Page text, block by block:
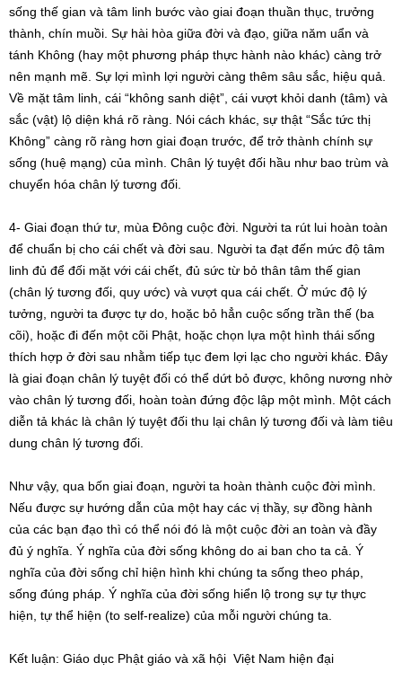
sống thế gian và tâm linh bước vào giai đoạn thuần thục, trưởng
thành, chín muồi. Sự hài hòa giữa đời và đạo, giữa năm uẩn và
tánh Không (hay một phương pháp thực hành nào khác) càng trở
nên mạnh mẽ. Sự lợi mình lợi người càng thêm sâu sắc, hiệu quả.
Về mặt tâm linh, cái “không sanh diệt”, cái vượt khỏi danh (tâm) và
sắc (vật) lộ diện khá rõ ràng. Nói cách khác, sự thật “Sắc tức thị
Không” càng rõ ràng hơn giai đoạn trước, để trở thành chính sự
sống (huệ mạng) của mình. Chân lý tuyệt đối hầu như bao trùm và
chuyển hóa chân lý tương đối.
4- Giai đoạn thứ tư, mùa Đông cuộc đời. Người ta rút lui hoàn toàn
để chuẩn bị cho cái chết và đời sau. Người ta đạt đến mức độ tâm
linh đủ để đối mặt với cái chết, đủ sức từ bỏ thân tâm thế gian
(chân lý tương đối, quy ước) và vượt qua cái chết. Ở mức độ lý
tưởng, người ta được tự do, hoặc bỏ hẳn cuộc sống trần thế (ba
cõi), hoặc đi đến một cõi Phật, hoặc chọn lựa một hình thái sống
thích hợp ở đời sau nhằm tiếp tục đem lợi lạc cho người khác. Đây
là giai đoạn chân lý tuyệt đối có thể dứt bỏ được, không nương nhờ
vào chân lý tương đối, hoàn toàn đứng độc lập một mình. Một cách
diễn tả khác là chân lý tuyệt đối thu lại chân lý tương đối và làm tiêu
dung chân lý tương đối.
Như vậy, qua bốn giai đoạn, người ta hoàn thành cuộc đời mình.
Nếu được sự hướng dẫn của một hay các vị thầy, sự đồng hành
của các bạn đạo thì có thể nói đó là một cuộc đời an toàn và đầy
đủ ý nghĩa. Ý nghĩa của đời sống không do ai ban cho ta cả. Ý
nghĩa của đời sống chỉ hiện hình khi chúng ta sống theo pháp,
sống đúng pháp. Ý nghĩa của đời sống hiển lộ trong sự tự thực
hiện, tự thể hiện (to self-realize) của mỗi người chúng ta.
Kết luận: Giáo dục Phật giáo và xã hội Việt Nam hiện đại